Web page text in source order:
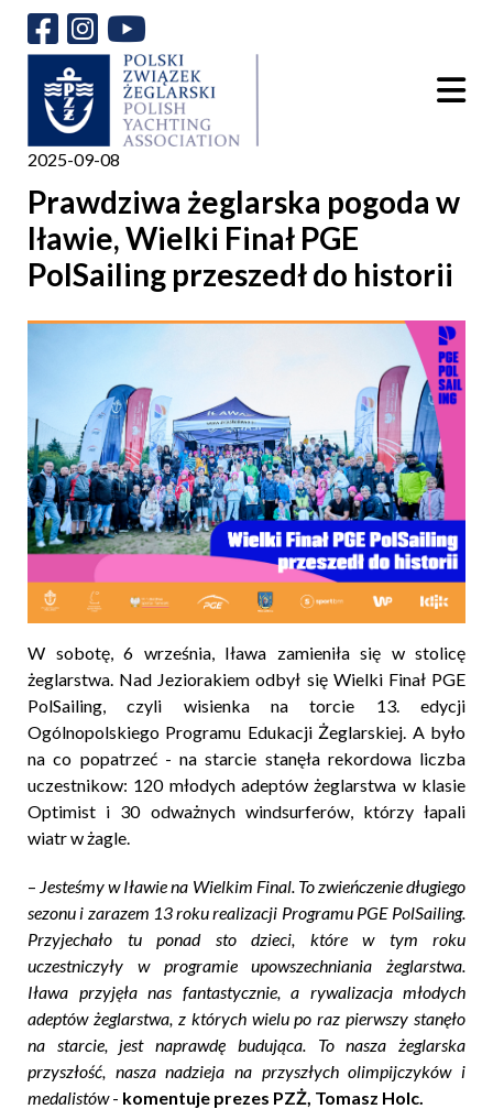
2025-09-08
Prawdziwa żeglarska pogoda w
Iławie, Wielki Finał PGE
PolSailing przeszedł do historii
W sobotę, 6 września, Iława zamieniła się w stolicę
żeglarstwa. Nad Jeziorakiem odbył się Wielki Finał PGE
PolSailing, czyli wisienka na torcie 13. edycji
Ogólnopolskiego Programu Edukacji Żeglarskiej. A było
na co popatrzeć - na starcie stanęła rekordowa liczba
uczestnikow: 120 młodych adeptów żeglarstwa w klasie
Optimist i 30 odważnych windsurferów, którzy łapali
wiatr w żagle.
– Jesteśmy w Iławie na Wielkim Final. To zwieńczenie długiego
sezonu i zarazem 13 roku realizacji Programu PGE PolSailing.
Przyjechało tu ponad sto dzieci, które w tym roku
uczestniczyły w programie upowszechniania żeglarstwa.
Iława przyjęła nas fantastycznie, a rywalizacja młodych
adeptów żeglarstwa, z których wielu po raz pierwszy stanęło
na starcie, jest naprawdę budująca. To nasza żeglarska
przyszłość, nasza nadzieja na przyszłych olimpijczyków i
medalistów- komentuje prezes PZŻ, Tomasz Holc.